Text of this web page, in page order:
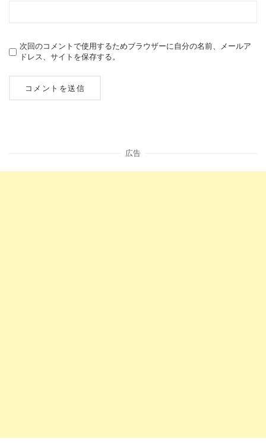
次回のコメントで使用するためブラウザーに自分の名前、メールア
ドレス、サイトを保存する。
広告